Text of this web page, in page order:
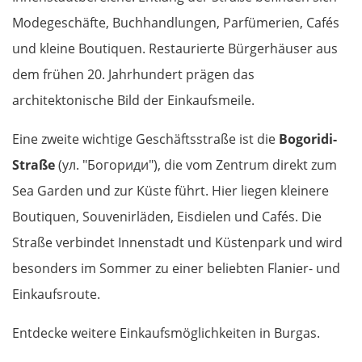
Modegeschäfte, Buchhandlungen, Parfümerien, Cafés
und kleine Boutiquen. Restaurierte Bürgerhäuser aus
dem frühen 20. Jahrhundert prägen das
architektonische Bild der Einkaufsmeile.
Eine zweite wichtige Geschäftsstraße ist die Bogoridi-
Straße(ул. "Богориди"), die vom Zentrum direkt zum
Sea Garden und zur Küste führt. Hier liegen kleinere
Boutiquen, Souvenirläden, Eisdielen und Cafés. Die
Straße verbindet Innenstadt und Küstenpark und wird
besonders im Sommer zu einer beliebten Flanier- und
Einkaufsroute.
Entdecke weitere Einkaufsmöglichkeiten in Burgas.